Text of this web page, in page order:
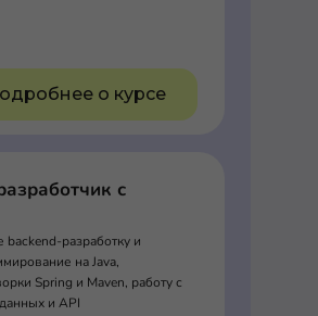
о курсе
с
backend-разработку и
на Java,
Spring и Maven, работу с
и API